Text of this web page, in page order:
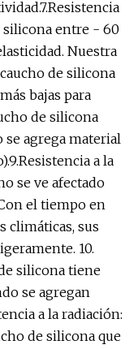
silicona entre - 60
Nuestra
de silicona
bajas para
de silicona
agrega material
a la
se ve afectado
el tiempo en
climáticas, sus
10.
silicona tiene
se agregan
a la radiación:
de silicona que